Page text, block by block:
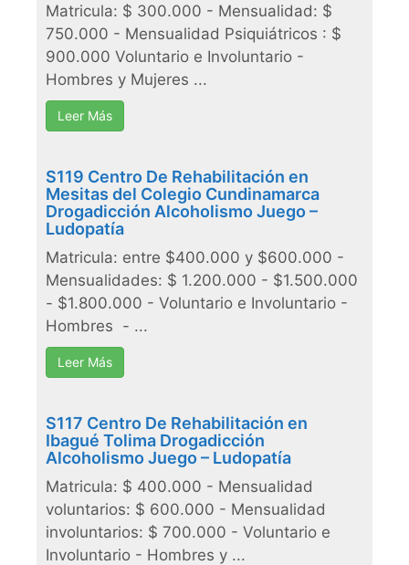
Matricula: $ 300.000 - Mensualidad: $
750.000 - Mensualidad Psiquiátricos : $
900.000 Voluntario e Involuntario -
Hombres y Mujeres ...
Leer Más
S119 Centro De Rehabilitación en
Mesitas del Colegio Cundinamarca
Drogadicción Alcoholismo Juego –
Ludopatía
Matricula: entre $400.000 y $600.000 -
Mensualidades: $ 1.200.000 - $1.500.000
- $1.800.000 - Voluntario e Involuntario -
Hombres - ...
Leer Más
S117 Centro De Rehabilitación en
Ibagué Tolima Drogadicción
Alcoholismo Juego – Ludopatía
Matricula: $ 400.000 - Mensualidad
voluntarios: $ 600.000 - Mensualidad
involuntarios: $ 700.000 - Voluntario e
Involuntario - Hombres y ...